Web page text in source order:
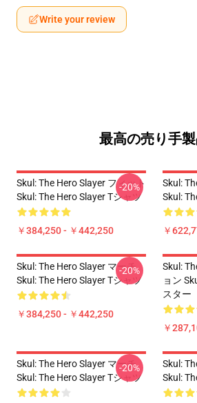
Write your review
最高の売り手
Skul: The Hero Slayer フィット
Skul: The Hero Slayer Tシャツ
￥384,250 - ￥442,250
-20%
Skul:
Skul:
￥
Skul: The Hero Slayer マーチ
Skul: The Hero Slayer Tシャツ
￥384,250 - ￥442,250
-20%
Skul:
ョン
スター
￥
Skul: The Hero Slayer マーチ
Skul: The Hero Slayer Tシャツ
-20%
Skul:
Skul: